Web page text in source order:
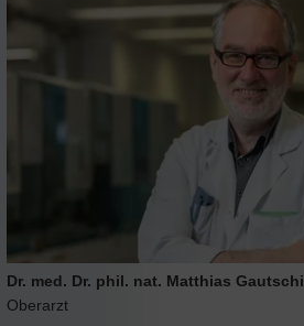
Dr. med. Dr. phil. nat. Matthias Gautschi
Oberarzt